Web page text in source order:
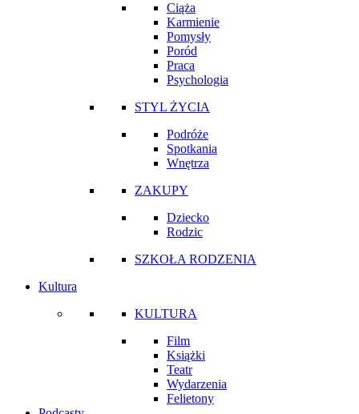
Ciąża
Karmienie
Pomysły
Poród
Praca
Psychologia
STYL ŻYCIA
Podróże
Spotkania
Wnętrza
ZAKUPY
Dziecko
Rodzic
SZKOŁA RODZENIA
Kultura
KULTURA
Film
Książki
Teatr
Wydarzenia
Felietony